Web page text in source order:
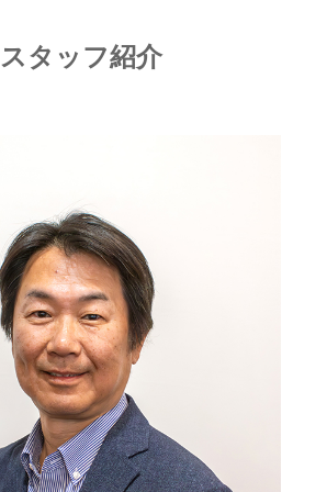
スタッフ紹介